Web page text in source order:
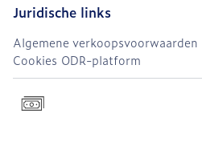
Juridische links
Algemene verkoopsvoorwaarden
Cookies ODR-platform